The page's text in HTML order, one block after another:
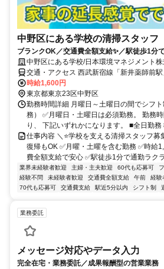
中野区にある学校の清掃スタッフ
ブランクOK／交通費全額支給✨／駅徒歩1分
中野区にある学校/日本環境マネジメント株
交通・アクセス 西武新宿線「新井薬師前
メトロ東西線「中野駅」より徒歩17分、関
古田・池袋行）「上高田中通り」下車すぐ
時給1,600円
東京都東京23区中野区
勤務時間詳細 月曜日～土曜日の間でシフ
務） ✅月曜日・土曜日は必須勤務。 勤務
り、 下記いずれかになります。 ■全日勤
仕事内容 ＼⭐学校を支える清掃スタッフ募
復帰もOK ✅月曜・土曜を含む勤務 ✅時給
費全額支給で安心 ✅駅徒歩1分で通勤ラク
業界未経験者歓迎 主婦・主夫歓迎 60代も応募可
経験不問
未経験者歓迎 交通費全額支給 午前 経験
70代も応募可
交通費支給 駅近5分以内 シフト制
業務委託
メッセージ対応やデータ入力
完全在宅・業務委託／成果報酬型の営業業務